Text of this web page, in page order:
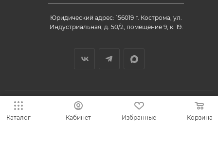
Юридический адрес: 156019 г. Кострома, ул.
Индустриальная, д. 50/2, помещение 9, к. 19.
Каталог Кабинет Избранные Корзина